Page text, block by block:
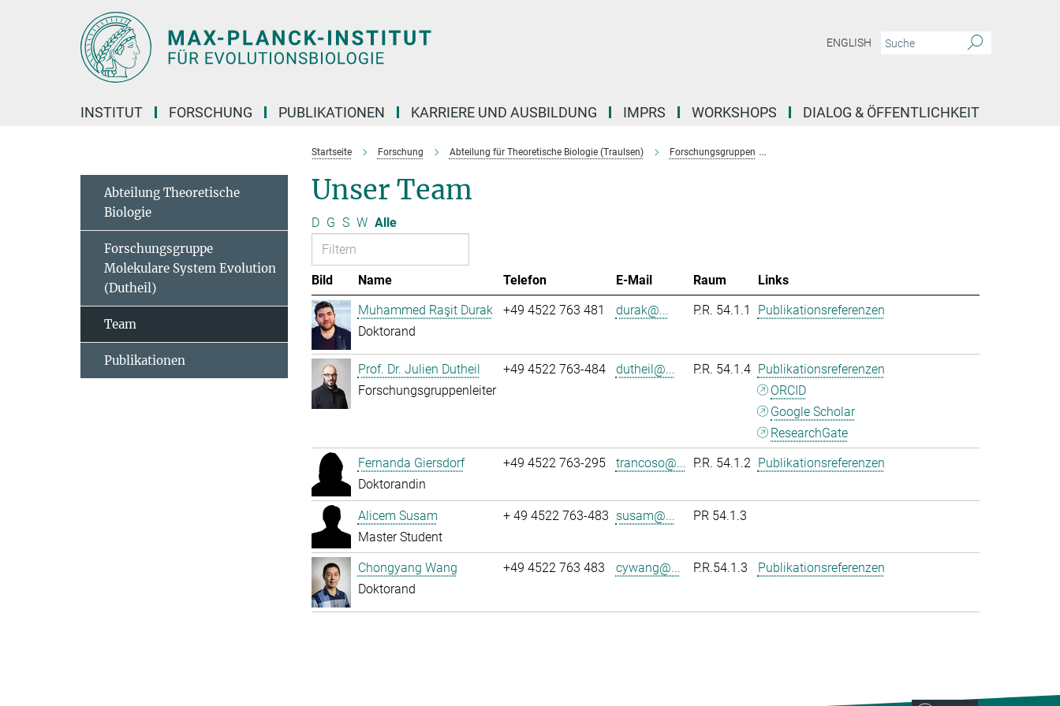
ENGLISH
INSTITUT FORSCHUNG PUBLIKATIONEN KARRIERE UND AUSBILDUNG IMPRS WORKSHOPS DIALOG & ÖFFENTLICHKEIT
Startseite Forschung Abteilung für Theoretische Biologie (Traulsen) Forschungsgruppen
Unser Team
D G S W Alle
Bild Name Telefon E-Mail Raum
Links
Muhammed Raşit Durak
Doktorand
+49 4522 763 481 durak@... P.R. 54.1.1 Publikationsreferenzen
Prof. Dr. Julien Dutheil
Forschungsgruppenleiter
+49 4522 763-484 dutheil@... P.R. 54.1.4 Publikationsreferenzen
ORCID
Google Scholar
ResearchGate
Fernanda Giersdorf
Doktorandin
+49 4522 763-295 trancoso@... P.R. 54.1.2 Publikationsreferenzen
Alicem Susam
Master Student
+ 49 4522 763-483 susam@... PR 54.1.3
Chongyang Wang
Doktorand
+49 4522 763 483 cywang@... P.R.54.1.3 Publikationsreferenzen
Abteilung Theoretische
Biologie
Forschungsgruppe
Molekulare System Evolution
(Dutheil)
Team
Publikationen